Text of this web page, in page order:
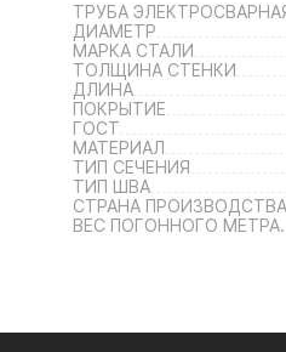
ТРУБА
ДИАМЕТР
МАРКА СТАЛИ
ТОЛЩИНА СТЕНКИ
ДЛИНА
ПОКРЫТИЕ
ГОСТ
МАТЕРИАЛ
ТИП СЕЧЕНИЯ
ТИП ШВА
СТРАНА ПРОИЗВОДСТВА
ВЕС ПОГОННОГО